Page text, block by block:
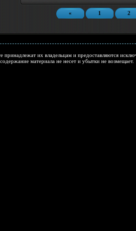
« 1 2
принадлежат их владельцам и предоставляются
материала не несет и убытки не возмещает.